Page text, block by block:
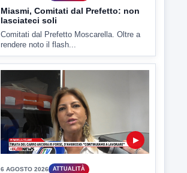
Miasmi, Comitati dal Prefetto: non
lasciateci soli
Comitati dal Prefetto Moscarella. Oltre a
rendere noto il flash...
▶
6 AGOSTO 2026 ATTUALITÀ